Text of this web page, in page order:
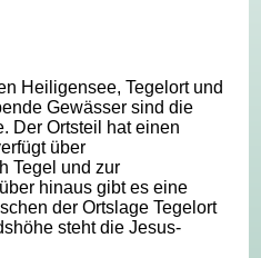
Heiligensee, Tegelort und
Gewässer sind die
Der Ortsteil hat einen
über
Tegel und zur
hinaus gibt es eine
der Ortslage Tegelort
steht die Jesus-